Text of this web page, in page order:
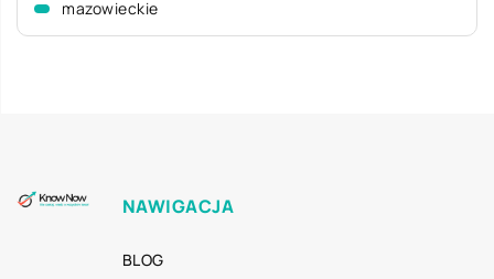
mazowieckie
NAWIGACJA
BLOG